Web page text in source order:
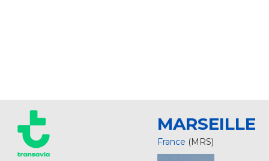
MARSEILLE
France (MRS)